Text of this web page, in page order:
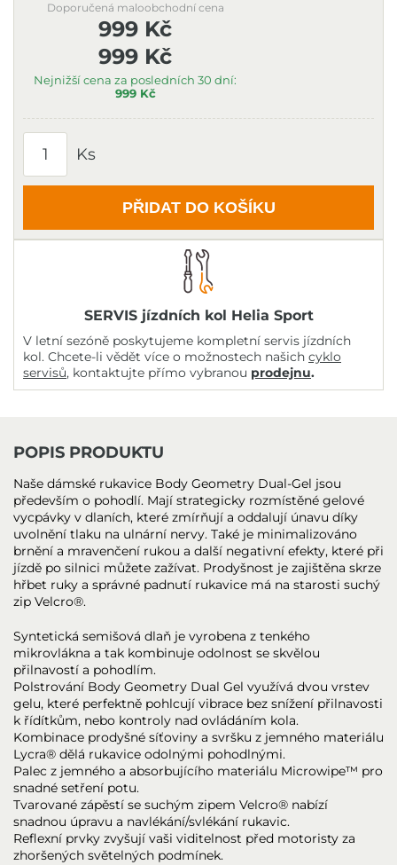
999 Kč
Nejnižší cena za posledních 30 dní:
999 Kč
Doporučená maloobchodní cena
999 Kč
Ks
PŘIDAT DO KOŠÍKU
SERVIS jízdních kol Helia Sport
V letní sezóně poskytujeme kompletní servis jízdních
kol. Chcete-li vědět více o možnostech našich cyklo
servisů, kontaktujte přímo vybranou prodejnu.
POPIS PRODUKTU
Naše dámské rukavice Body Geometry Dual-Gel jsou
především o pohodlí. Mají strategicky rozmístěné gelové
vycpávky v dlaních, které zmírňují a oddalují únavu díky
uvolnění tlaku na ulnární nervy. Také je minimalizováno
brnění a mravenčení rukou a další negativní efekty, které při
jízdě po silnici můžete zažívat. Prodyšnost je zajištěna skrze
hřbet ruky a správné padnutí rukavice má na starosti suchý
zip Velcro®.
Syntetická semišová dlaň je vyrobena z tenkého
mikrovlákna a tak kombinuje odolnost se skvělou
přilnavostí a pohodlím.
Polstrování Body Geometry Dual Gel využívá dvou vrstev
gelu, které perfektně pohlcují vibrace bez snížení přilnavosti
k řídítkům, nebo kontroly nad ovládáním kola.
Kombinace prodyšné síťoviny a svršku z jemného materiálu
Lycra® dělá rukavice odolnými pohodlnými.
Palec z jemného a absorbujícího materiálu Microwipe™ pro
snadné setření potu.
Tvarované zápěstí se suchým zipem Velcro® nabízí
snadnou úpravu a navlékání/svlékání rukavic.
Reflexní prvky zvyšují vaši viditelnost před motoristy za
zhoršených světelných podmínek.